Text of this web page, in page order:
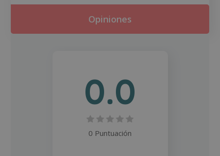
Opiniones
0.0
0 Puntuación